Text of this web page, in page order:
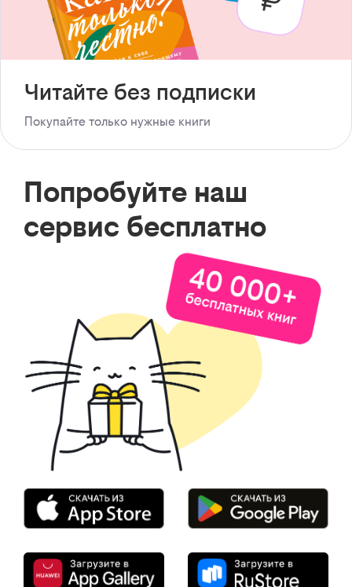
Читайте без подписки
Покупайте только нужные книги
Попробуйте наш
сервис бесплатно